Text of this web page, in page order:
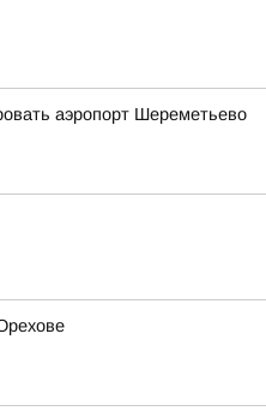
аэропорт Шереметьево